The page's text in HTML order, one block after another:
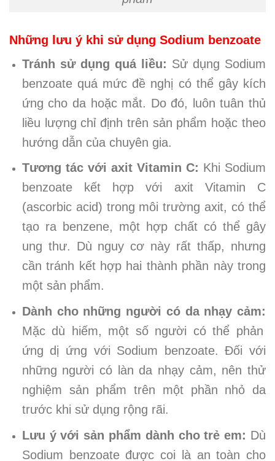
Những lưu ý khi sử dụng Sodium benzoate
Tránh sử dụng quá liều: Sử dụng Sodium
benzoate quá mức đề nghị có thể gây kích
ứng cho da hoặc mắt. Do đó, luôn tuân thủ
liều lượng chỉ định trên sản phẩm hoặc theo
hướng dẫn của chuyên gia.
Tương tác với axit Vitamin C: Khi Sodium
benzoate kết hợp với axit Vitamin C
(ascorbic acid) trong môi trường axit, có thể
tạo ra benzene, một hợp chất có thể gây
ung thư. Dù nguy cơ này rất thấp, nhưng
cần tránh kết hợp hai thành phần này trong
một sản phẩm.
Dành cho những người có da nhạy cảm:
Mặc dù hiếm, một số người có thể phản
ứng dị ứng với Sodium benzoate. Đối với
những người có làn da nhạy cảm, nên thử
nghiệm sản phẩm trên một phần nhỏ da
trước khi sử dụng rộng rãi.
Lưu ý với sản phẩm dành cho trẻ em: Dù
Sodium benzoate được coi là an toàn cho